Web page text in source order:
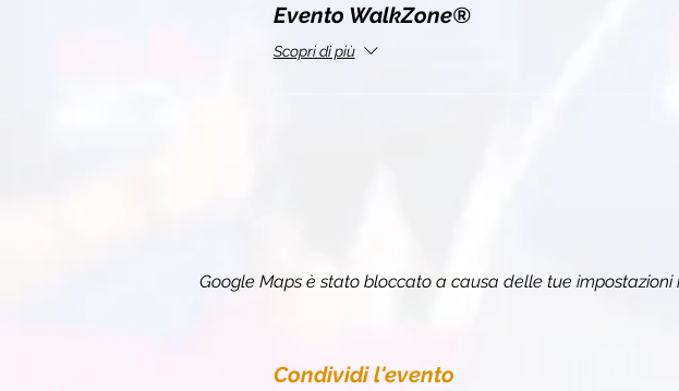
Evento WalkZone®
Scopri di più
Google Maps è stato bloccato a causa delle tue
Condividi l'evento